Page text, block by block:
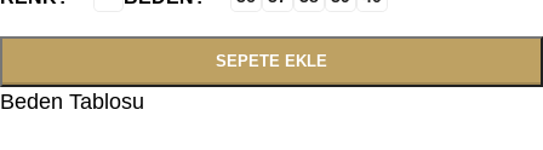
SEPETE EKLE
Beden Tablosu